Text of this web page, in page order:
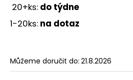
20+ks: do týdne
1-20ks: na dotaz
Můžeme doručit do: 21.8.2026
j
e
m
IMBUSOVÝ